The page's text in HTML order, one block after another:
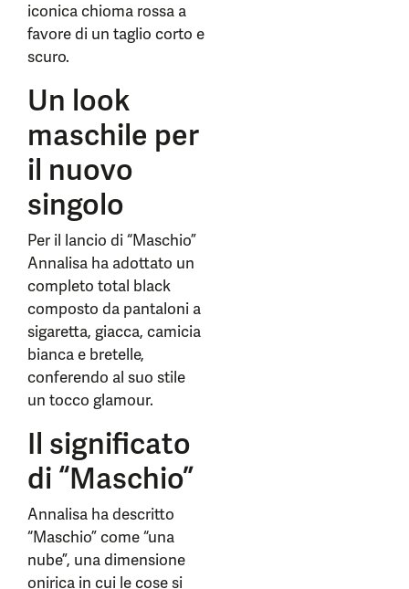
iconica chioma rossa a
favore di un taglio corto e
scuro.
Un look
maschile per
il nuovo
singolo
Per il lancio di “Maschio”
Annalisa ha adottato un
completo total black
composto da pantaloni a
sigaretta, giacca, camicia
bianca e bretelle,
conferendo al suo stile
un tocco glamour.
Il significato
di “Maschio”
Annalisa ha descritto
“Maschio” come “una
nube”, una dimensione
onirica in cui le cose si